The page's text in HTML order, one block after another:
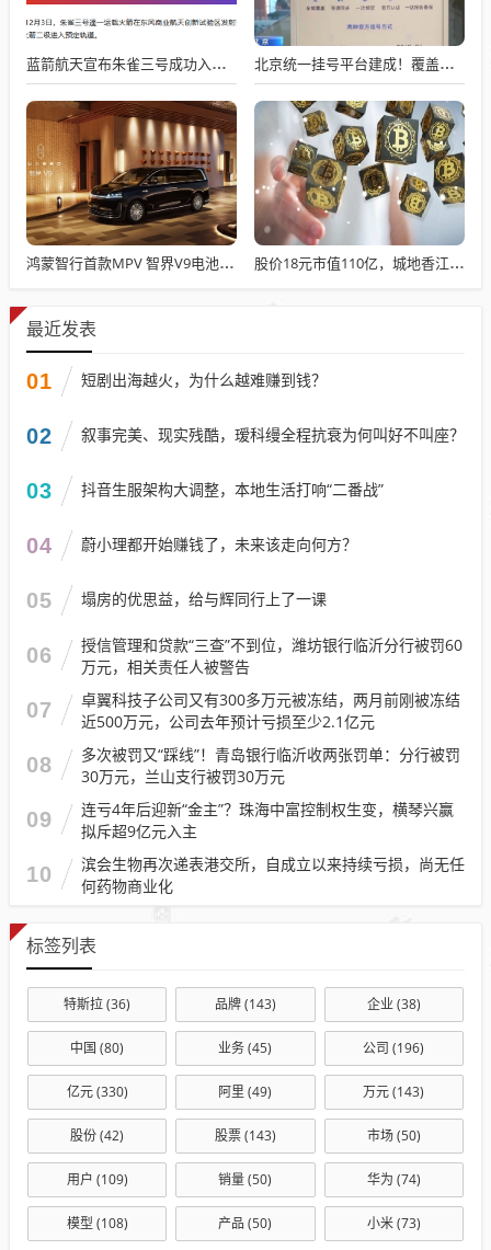
蓝箭航天宣布朱雀三号成功入轨，技术突破五大项，深入排查回收失败原因 北京统一挂号平台建成！覆盖近300家二三甲医院号源
鸿蒙智行首款MPV 智界V9电池信息曝光：WLTC最远续航223km 股价18元市值110亿，城地香江却被查出连续7季财报失真
最近发表
01 短剧出海越火，为什么越难赚到钱？
02 叙事完美、现实残酷，瑷科缦全程抗衰为何叫好不叫座？
03 抖音生服架构大调整，本地生活打响“二番战”
04 蔚小理都开始赚钱了，未来该走向何方？
05 塌房的优思益，给与辉同行上了一课
06
授信管理和贷款“三查”不到位，潍坊银行临沂分行被罚60
万元，相关责任人被警告
07
卓翼科技子公司又有300多万元被冻结，两月前刚被冻结
近500万元，公司去年预计亏损至少2.1亿元
08
多次被罚又“踩线”！青岛银行临沂收两张罚单：分行被罚
30万元，兰山支行被罚30万元
09
连亏4年后迎新“金主”？珠海中富控制权生变，横琴兴赢
拟斥超9亿元入主
10
滨会生物再次递表港交所，自成立以来持续亏损，尚无任
何药物商业化
标签列表
特斯拉(36) 品牌(143) 企业(38)
中国 (80) 业务(45) 公司 (196)
亿元(330) 阿里 (49) 万元(143)
股份(42) 股票(143) 市场(50)
用户 (109) 销量(50) 华为 (74)
模型 (108) 产品 (50) 小米(73)